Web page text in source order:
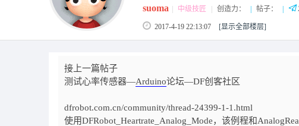
suoma 中级技匠 创造力： 帖子：
2017-4-19 22:13:07 [显示全部楼层]
接上一篇帖子
测试心率传感器—Arduino论坛—DF创客社区
dfrobot.com.cn/community/thread-24399-1-1.html
使用DFRobot_Heartrate_Analog_Mode，该例程和